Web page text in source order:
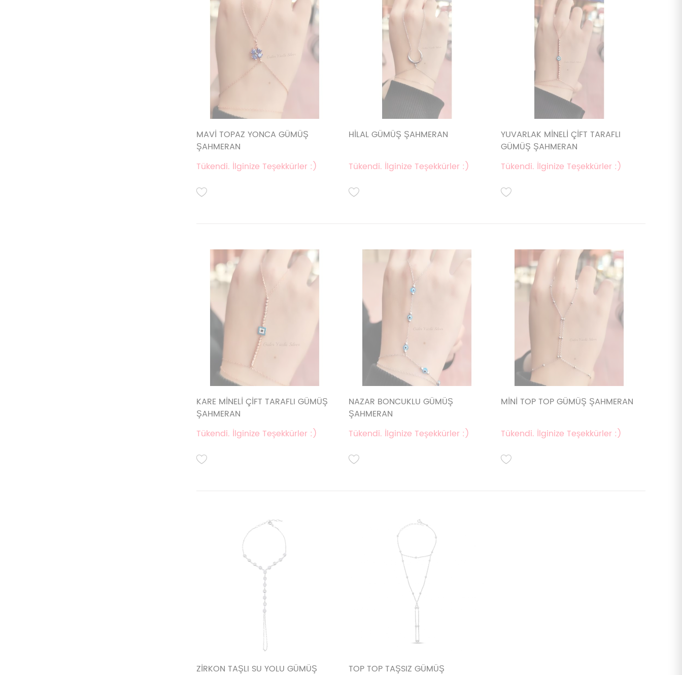
MAVİ TOPAZ YONCA GÜMÜŞ
ŞAHMERAN
Tükendi. İlginize Teşekkürler :)
HİLAL GÜMÜŞ ŞAHMERAN
Tükendi. İlginize Teşekkürler :)
YUVARLAK MİNELİ ÇİFT TARAFLI
GÜMÜŞ ŞAHMERAN
Tükendi. İlginize Teşekkürler :)
KARE MİNELİ ÇİFT TARAFLI GÜMÜŞ
ŞAHMERAN
Tükendi. İlginize Teşekkürler :)
NAZAR BONCUKLU GÜMÜŞ
ŞAHMERAN
Tükendi. İlginize Teşekkürler :)
MİNİ TOP TOP GÜMÜŞ ŞAHMERAN
Tükendi. İlginize Teşekkürler :)
ZİRKON TAŞLI SU YOLU GÜMÜŞ
TOP TOP TAŞSIZ GÜMÜŞ